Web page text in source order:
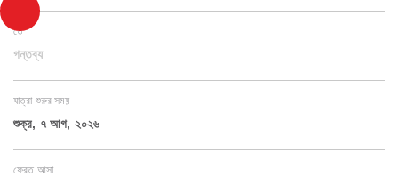
তে
গন্তব্য
যাত্রা শুরুর সময়
শুক্র, ৭ আগ, ২০২৬
ফেরত আসা